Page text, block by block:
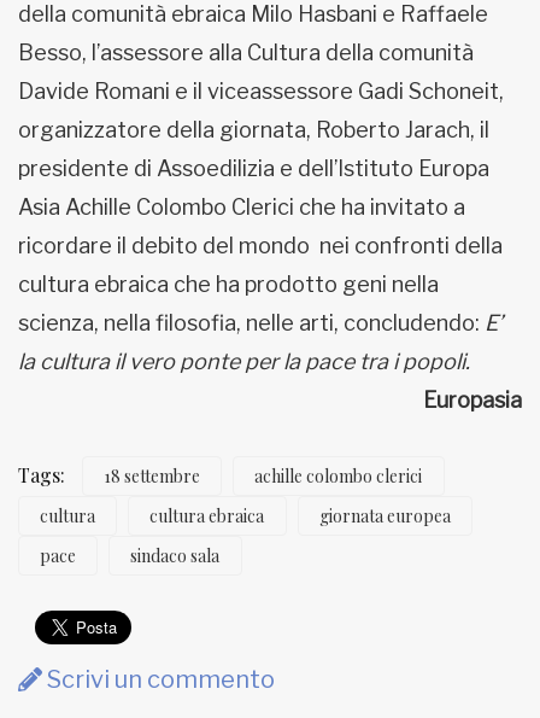
della comunità ebraica Milo Hasbani e Raffaele
Besso, l’assessore alla Cultura della comunità
Davide Romani e il viceassessore Gadi Schoneit,
organizzatore della giornata, Roberto Jarach, il
presidente di Assoedilizia e dell’Istituto Europa
Asia Achille Colombo Clerici che ha invitato a
ricordare il debito del mondo nei confronti della
cultura ebraica che ha prodotto geni nella
scienza, nella filosofia, nelle arti, concludendo: E’
la cultura il vero ponte per la pace tra i popoli.
Europasia
Tags: 18 settembre
achille colombo clerici
cultura
cultura ebraica
giornata europea
pace
sindaco sala
Scrivi un commento